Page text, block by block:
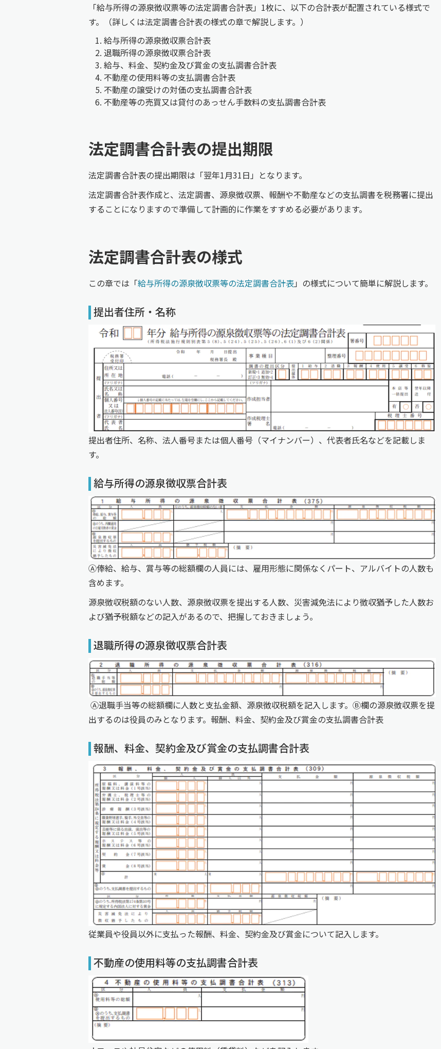
「給与所得の源泉徴収票等の法定調書合計表」1枚に、以下の合計表が配置されている様式で
す。（詳しくは法定調書合計表の様式の章で解説します。）
給与所得の源泉徴収票合計表
退職所得の源泉徴収票合計表
給与、料金、契約金及び賞金の支払調書合計表
不動産の使用料等の支払調書合計表
不動産の譲受けの対価の支払調書合計表
不動産等の売買又は貸付のあっせん手数料の支払調書合計表
法定調書合計表の提出期限
法定調書合計表の提出期限は「翌年1月31日」となります。
法定調書合計表作成と、法定調書、源泉徴収票、報酬や不動産などの支払調書を税務署に提出
することになりますので準備して計画的に作業をすすめる必要があります。
法定調書合計表の様式
この章では「給与所得の源泉徴収票等の法定調書合計表」の様式について簡単に解説します。
提出者住所・名称
提出者住所、名称、法人番号または個人番号（マイナンバー）、代表者氏名などを記載しま
す。
給与所得の源泉徴収票合計表
Ⓐ俸給、給与、賞与等の総額欄の人員には、雇用形態に関係なくパート、アルバイトの人数も
含めます。
源泉徴収税額のない人数、源泉徴収票を提出する人数、災害減免法により徴収猶予した人数お
よび猶予税額などの記入があるので、把握しておきましょう。
退職所得の源泉徴収票合計表
Ⓐ退職手当等の総額欄に人数と支払金額、源泉徴収税額を記入します。Ⓑ欄の源泉徴収票を提
出するのは役員のみとなります。報酬、料金、契約金及び賞金の支払調書合計表
報酬、料金、契約金及び賞金の支払調書合計表
従業員や役員以外に支払った報酬、料金、契約金及び賞金について記入します。
不動産の使用料等の支払調書合計表